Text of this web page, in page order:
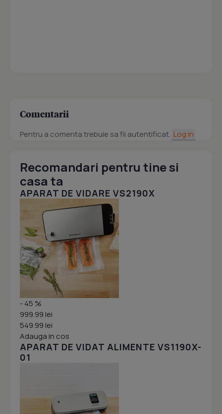
Comentarii
Pentru a comenta trebuie sa fii autentificat. Log in
Recomandari pentru tine si
casa ta
APARAT DE VIDARE VS2190X
- 45 %
999.99 lei
549.99 lei
Adauga in cos
APARAT DE VIDAT ALIMENTE VS1190X-
01